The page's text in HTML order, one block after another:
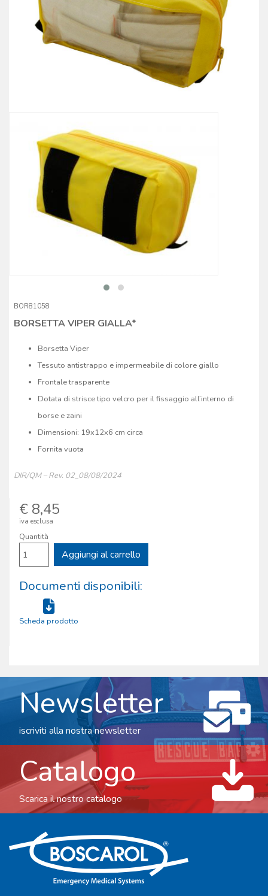
BOR81058
BORSETTA VIPER GIALLA*
Borsetta Viper
Tessuto antistrappo e impermeabile di colore giallo
Frontale trasparente
Dotata di strisce tipo velcro per il fissaggio all’interno di
borse e zaini
Dimensioni: 19x12x6 cm circa
Fornita vuota
DIR/QM – Rev. 02_08/08/2024
€ 8,45
iva esclusa
Quantità
Aggiungi al carrello
Documenti disponibili:
Scheda prodotto
contribuendo a rendere famoso il marchio in tutto il mondo.
Newsletter
iscriviti alla nostra newsletter
Catalogo
Scarica il nostro catalogo